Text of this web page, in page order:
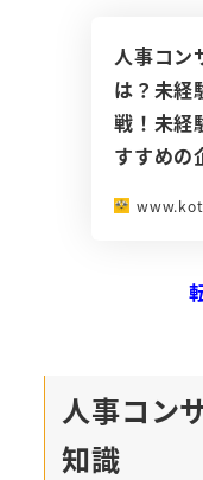
人事コン
は？未経
戦！未経
すすめの
人事コン
知識